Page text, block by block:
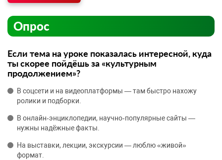
Опрос
Если тема на уроке показалась интересной, куда
ты скорее пойдёшь за «культурным
продолжением»?
В соцсети и на видеоплатформы — там быстро нахожу
ролики и подборки.
В онлайн‑энциклопедии, научно‑популярные сайты —
нужны надёжные факты.
На выставки, лекции, экскурсии — люблю «живой»
формат.